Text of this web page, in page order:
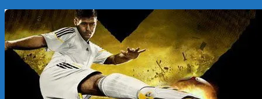
Перейти
к
содержимому